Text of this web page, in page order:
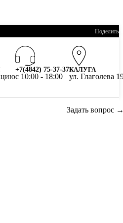
+7(4842) 75-37-37
c 10:00 - 18:00
КАЛУГА
ул. Глаголева
Задать вопрос